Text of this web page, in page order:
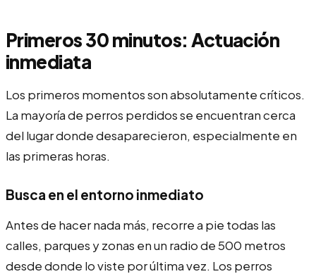
Primeros 30 minutos: Actuación
inmediata
Los primeros momentos son absolutamente críticos.
La mayoría de perros perdidos se encuentran cerca
del lugar donde desaparecieron, especialmente en
las primeras horas.
Busca en el entorno inmediato
Antes de hacer nada más, recorre a pie todas las
calles, parques y zonas en un radio de 500 metros
desde donde lo viste por última vez. Los perros